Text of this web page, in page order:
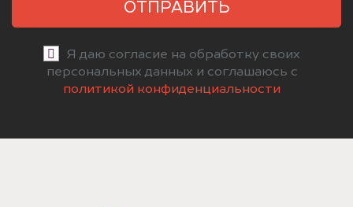
ОТПРАВИТЬ
Я даю согласие на обработку своих
персональных данных и соглашаюсь с
политикой конфиденциальности